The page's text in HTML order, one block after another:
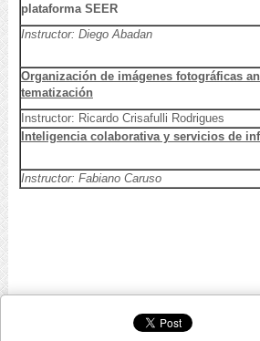
plataforma SEER
Instructor: Diego Abadan
Organización de imágenes fotográficas
tematización
Instructor: Ricardo Crisafulli Rodrigues
Inteligencia colaborativa y servicios de
Instructor: Fabiano Caruso